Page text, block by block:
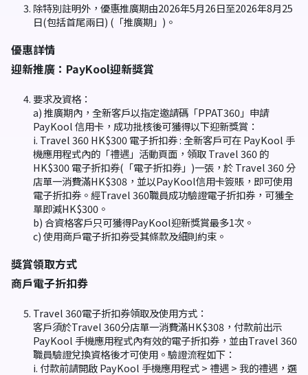
除特別註明外，優惠推廣期由2026年5月26日至2026年8月25
日(包括首尾兩日) (「推廣期」)。
優惠詳情
迎新推廣：PayKool迎新獎賞
要求及資格：
a) 推廣期內，全新客戶以指定邀請碼「PPAT360」申請
PayKool 信用卡，成功批核後可獲得以下迎新獎賞：
i. Travel 360 HK$300 電子折扣券 : 全新客戶可在 PayKool 手
機應用程式內的「禮遇」活動頁面，領取 Travel 360 的
HK$300 電子折扣券(「電子折扣券」)一張，於 Travel 360 分
店單一消費滿HK$308，並以PayKool信用卡簽賬，即可使用
電子折扣券。經Travel 360職員成功驗證電子折扣券，可獲全
單即減HK$300。
b) 合資格客戶只可獲得PayKool迎新獎賞最多1次。
c) 使用商戶電子折扣券受其條款及細則約束。
獎賞領取方式
商戶電子折扣券
Travel 360電子折扣券領取及使用方式：
客戶須於Travel 360分店單一消費滿HK$308，付款前出示
PayKool 手機應用程式內有效的電子折扣券，並由Travel 360
職員驗證兌換資格後才可使用。驗證流程如下：
i. 付款前請開啟 PayKool 手機應用程式 > 禮遇 > 我的禮遇，選